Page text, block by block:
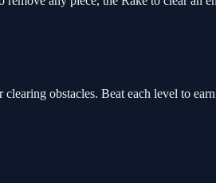
obstacles. Beat each level to